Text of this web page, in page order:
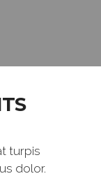
turpis
dolor.